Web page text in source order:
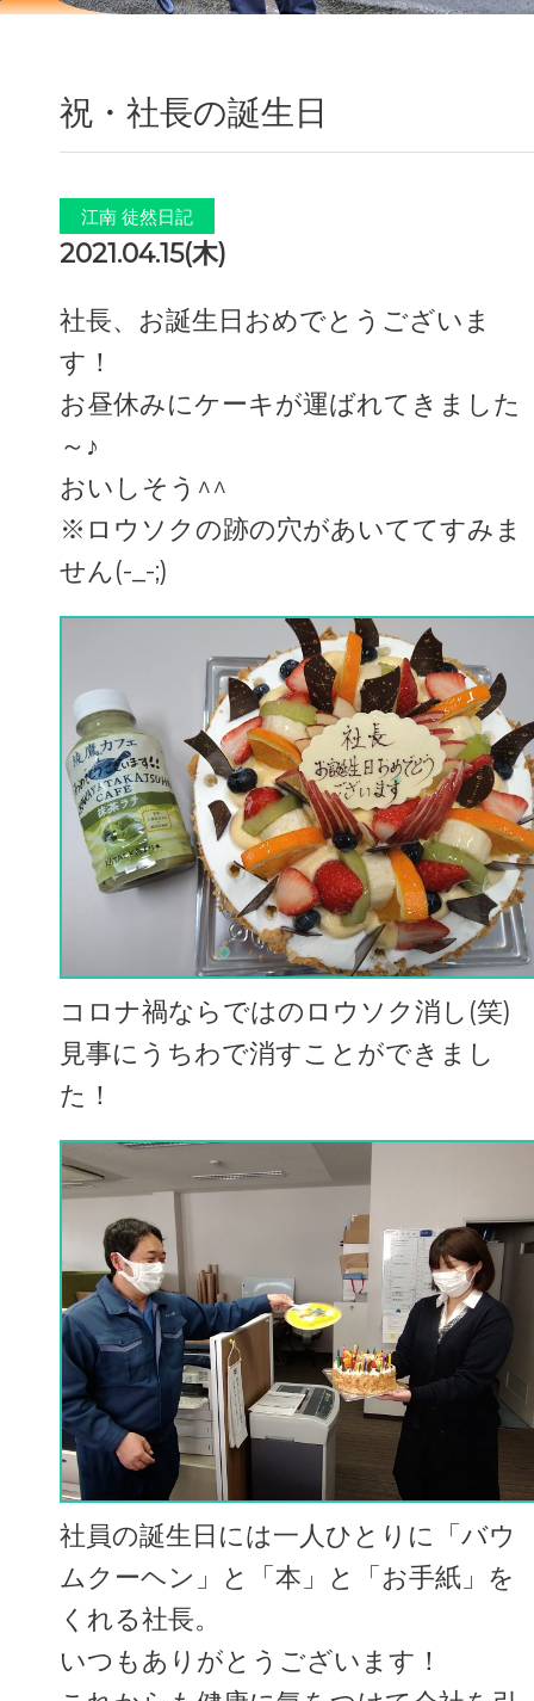
祝・社長の誕生日
江南 徒然日記
2021.04.15(木)
社長、お誕生日おめでとうございま
す！
お昼休みにケーキが運ばれてきました
～♪
おいしそう^^
※ロウソクの跡の穴があいててすみま
せん(-_-;)
コロナ禍ならではのロウソク消し(笑)
見事にうちわで消すことができまし
た！
社員の誕生日には一人ひとりに「バウ
ムクーヘン」と「本」と「お手紙」を
くれる社長。
いつもありがとうございます！